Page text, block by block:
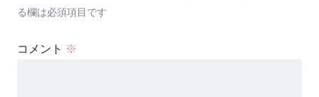
る欄は必須項目です
コメント ※